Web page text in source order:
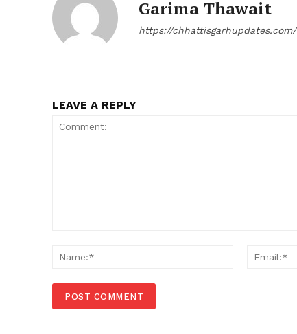
Garima Thawait
https://chhattisgarhupdates.com/
LEAVE A REPLY
Name:*